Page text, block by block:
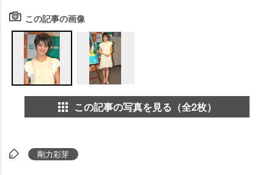
この記事の画像
この記事の写真を見る（全2枚）
剛力彩芽